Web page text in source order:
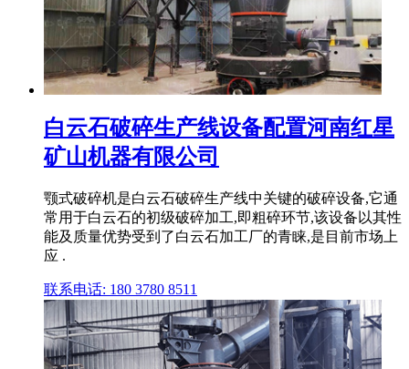
白云石破碎生产线设备配置河南红星
矿山机器有限公司
颚式破碎机是白云石破碎生产线中关键的破碎设备,它通
常用于白云石的初级破碎加工,即粗碎环节,该设备以其性
能及质量优势受到了白云石加工厂的青睐,是目前市场上
应 .
联系电话: 180 3780 8511